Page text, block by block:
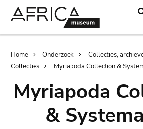
Breadcrumb
Home Onderzoek
Collecties,
Collecties
Myriapoda Collection &
Myriapoda
&